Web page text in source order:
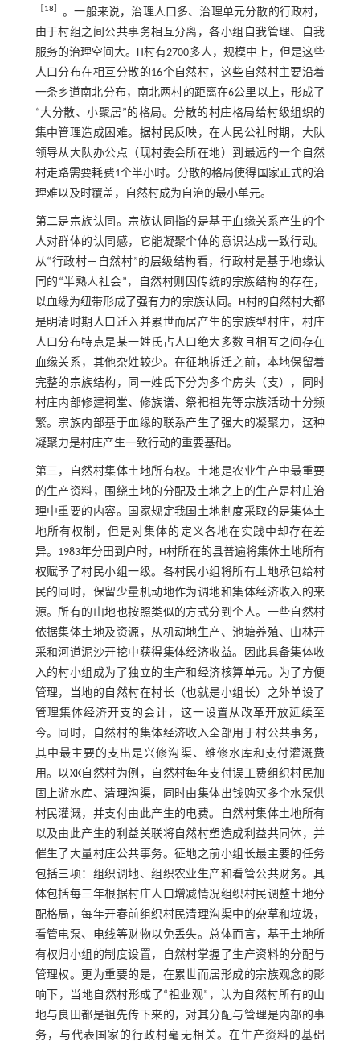
18
。一般来说，治理人口多、治理单元分散的行政村，
由于村组之间公共事务相互分离，各小组自我管理、自我
服务的治理空间大。H村有2700多人，规模中上，但是这些
人口分布在相互分散的16个自然村，这些自然村主要沿着
一条乡道南北分布，南北两村的距离在6公里以上，形成了
“大分散、小聚居”的格局。分散的村庄格局给村级组织的
集中管理造成困难。据村民反映，在人民公社时期，大队
领导从大队办公点（现村委会所在地）到最远的一个自然
村走路需要耗费1个半小时。分散的格局使得国家正式的治
理难以及时覆盖，自然村成为自治的最小单元。
第二是宗族认同。宗族认同指的是基于血缘关系产生的个
人对群体的认同感，它能凝聚个体的意识达成一致行动。
从“行政村—自然村”的层级结构看，行政村是基于地缘认
同的“半熟人社会”，自然村则因传统的宗族结构的存在，
以血缘为纽带形成了强有力的宗族认同。H村的自然村大都
是明清时期人口迁入并累世而居产生的宗族型村庄，村庄
人口分布特点是某一姓氏占人口绝大多数且相互之间存在
血缘关系，其他杂姓较少。在征地拆迁之前，本地保留着
完整的宗族结构，同一姓氏下分为多个房头（支），同时
村庄内部修建祠堂、修族谱、祭祀祖先等宗族活动十分频
繁。宗族内部基于血缘的联系产生了强大的凝聚力，这种
凝聚力是村庄产生一致行动的重要基础。
第三，自然村集体土地所有权。土地是农业生产中最重要
的生产资料，围绕土地的分配及土地之上的生产是村庄治
理中重要的内容。国家规定我国土地制度采取的是集体土
地所有权制，但是对集体的定义各地在实践中却存在差
异。1983年分田到户时，H村所在的县普遍将集体土地所有
权赋予了村民小组一级。各村民小组将所有土地承包给村
民的同时，保留少量机动地作为调地和集体经济收入的来
源。所有的山地也按照类似的方式分到个人。一些自然村
依据集体土地及资源，从机动地生产、池塘养殖、山林开
采和河道泥沙开挖中获得集体经济收益。因此具备集体收
入的村小组成为了独立的生产和经济核算单元。为了方便
管理，当地的自然村在村长（也就是小组长）之外单设了
管理集体经济开支的会计，这一设置从改革开放延续至
今。同时，自然村的集体经济收入全部用于村公共事务，
其中最主要的支出是兴修沟渠、维修水库和支付灌溉费
用。以XK自然村为例，自然村每年支付误工费组织村民加
固上游水库、清理沟渠，同时由集体出钱购买多个水泵供
村民灌溉，并支付由此产生的电费。自然村集体土地所有
以及由此产生的利益关联将自然村塑造成利益共同体，并
催生了大量村庄公共事务。征地之前小组长最主要的任务
包括三项：组织调地、组织农业生产和看管公共财务。具
体包括每三年根据村庄人口增减情况组织村民调整土地分
配格局，每年开春前组织村民清理沟渠中的杂草和垃圾，
看管电泵、电线等财物以免丢失。总体而言，基于土地所
有权归小组的制度设置，自然村掌握了生产资料的分配与
管理权。更为重要的是，在累世而居形成的宗族观念的影
响下，当地自然村形成了“祖业观”，认为自然村所有的山
地与良田都是祖先传下来的，对其分配与管理是内部的事
务，与代表国家的行政村毫无相关。在生产资料的基础